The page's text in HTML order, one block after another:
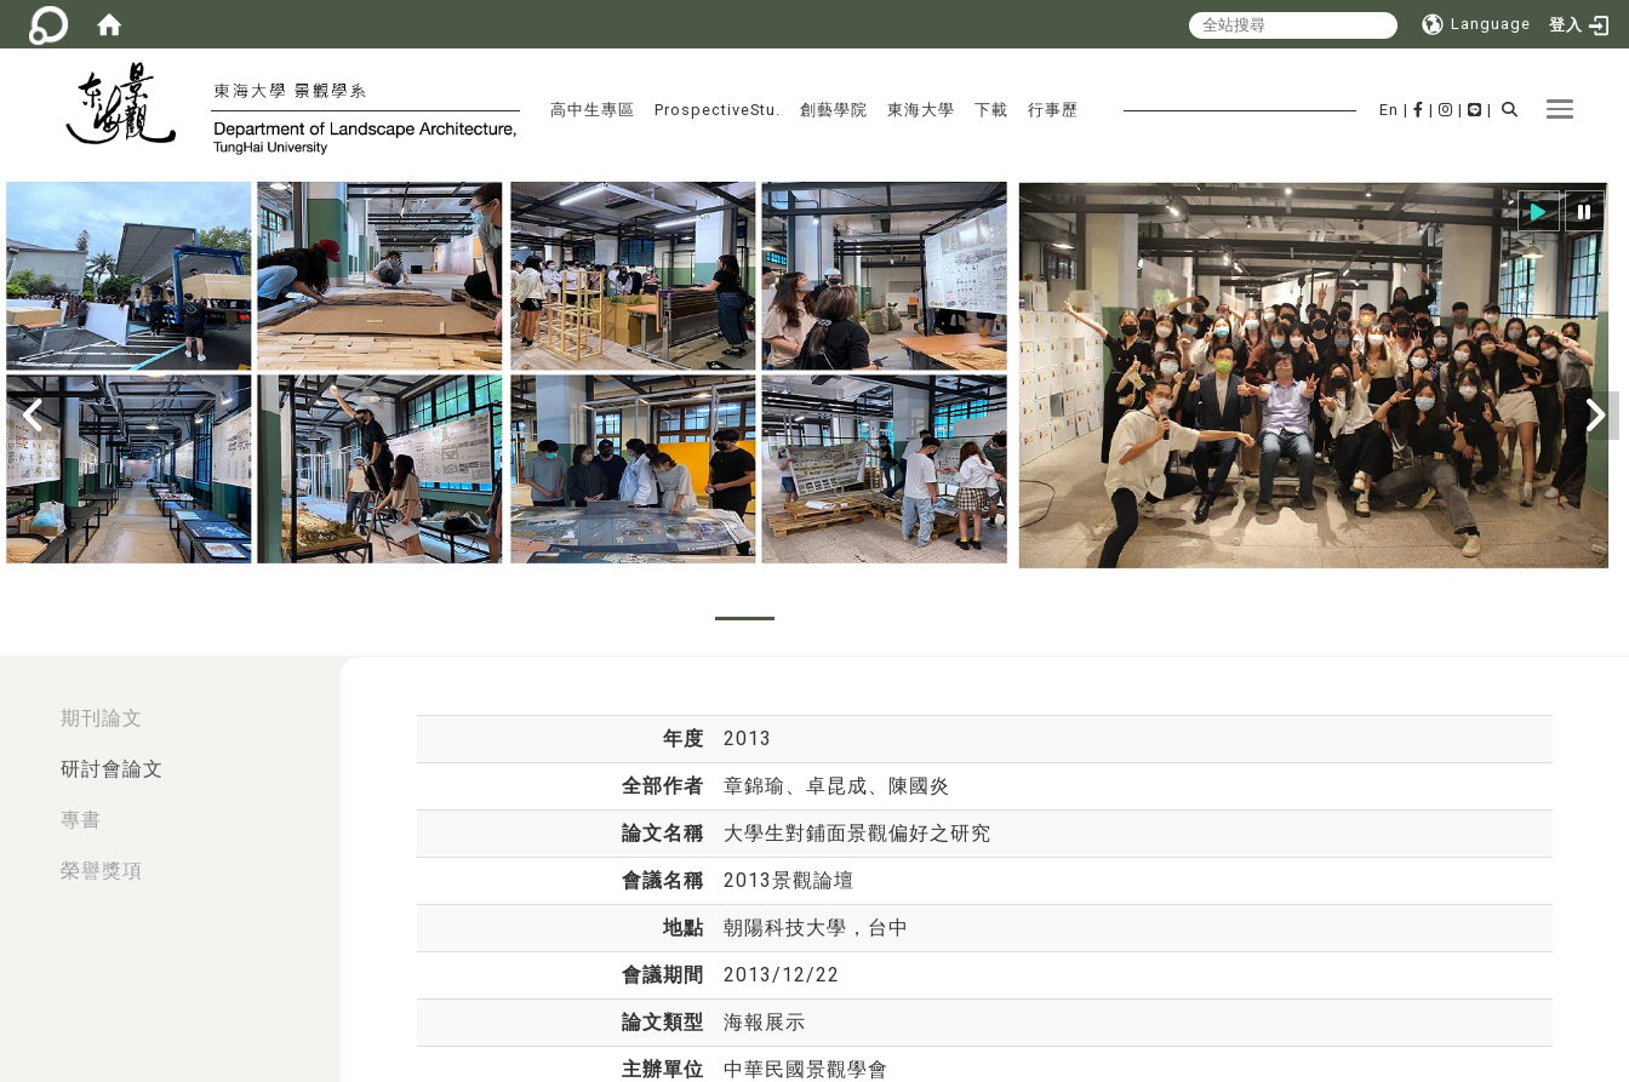
Language 登入
Toggle
:::
高中生專區 ProspectiveStu. 創藝學院 東海大學 下載 行事歷 En | | | |
期刊論文
研討會論文
專書
榮譽獎項
年度 2013
全部作者 章錦瑜 、卓昆成、陳國炎
論文名稱 大學生對鋪面景觀偏好之研究
會議名稱 2013景觀論壇
地點 朝陽科技大學，台中
會議期間 2013/12/22
論文類型 海報展示
主辦單位 中華民國景觀學會